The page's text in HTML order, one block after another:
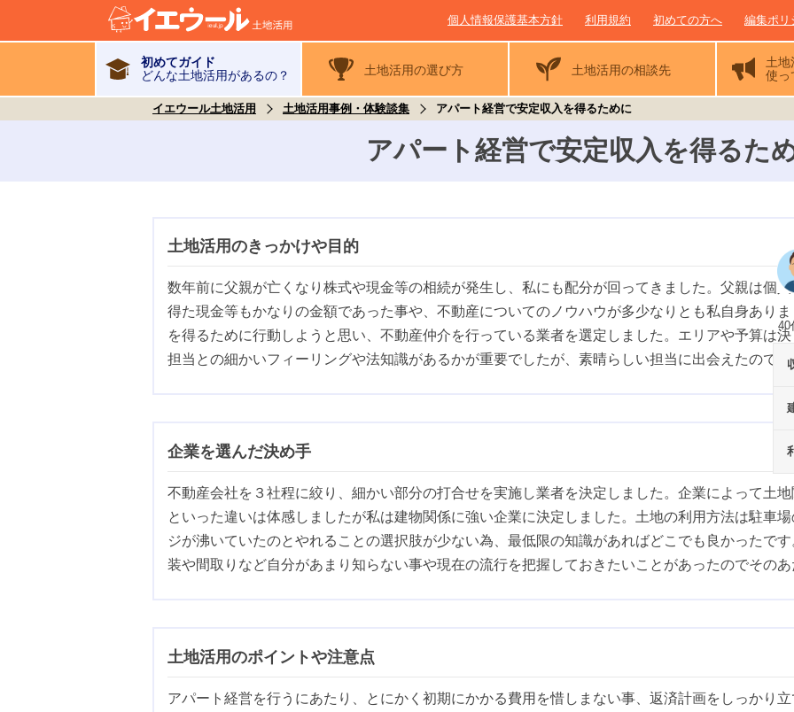
個人情報保護基本方針 利用規約 初めての方へ 編集ポリ
初めてガイド
どんな土地活用があるの？
土地活用の選び方 土地活用の相談先
土地
使っ
イエウール土地活用 土地活用事例・体験談集 アパート経営で安定収入を得るために
アパート経営で安定収入を得るた
40
土地活用のきっかけや目的
数年前に父親が亡くなり株式や現金等の相続が発生し、私にも配分が回ってきました。父親は個
得た現金等もかなりの金額であった事や、不動産についてのノウハウが多少なりとも私自身あり
を得るために行動しようと思い、不動産仲介を行っている業者を選定しました。エリアや予算は
担当との細かいフィーリングや法知識があるかが重要でしたが、素晴らしい担当に出会えたので
企業を選んだ決め手
不動産会社を３社程に絞り、細かい部分の打合せを実施し業者を決定しました。企業によって土
といった違いは体感しましたが私は建物関係に強い企業に決定しました。土地の利用方法は駐車
ジが沸いていたのとやれることの選択肢が少ない為、最低限の知識があればどこでも良かったで
装や間取りなど自分があまり知らない事や現在の流行を把握しておきたいことがあったのでその
土地活用のポイントや注意点
アパート経営を行うにあたり、とにかく初期にかかる費用を惜しまない事、返済計画をしっかり